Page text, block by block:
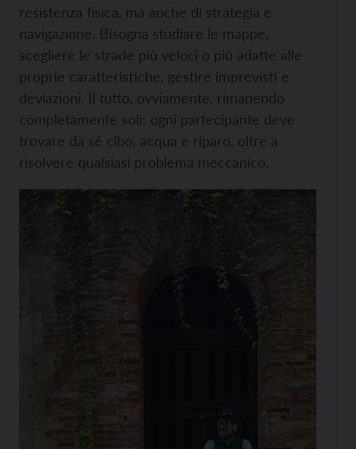
resistenza fisica, ma anche di strategia e
navigazione. Bisogna studiare le mappe,
scegliere le strade più veloci o più adatte alle
proprie caratteristiche, gestire imprevisti e
deviazioni. Il tutto, ovviamente, rimanendo
completamente soli: ogni partecipante deve
trovare da sé cibo, acqua e riparo, oltre a
risolvere qualsiasi problema meccanico.